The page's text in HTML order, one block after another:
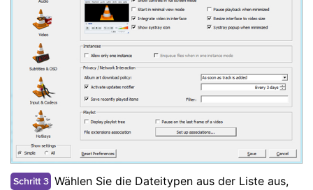
Schritt 3 Wählen Sie die Dateitypen aus der Liste aus,